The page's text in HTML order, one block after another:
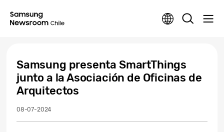
Samsung presenta SmartThings
junto a la Asociación de Oficinas de
Arquitectos
08-07-2024